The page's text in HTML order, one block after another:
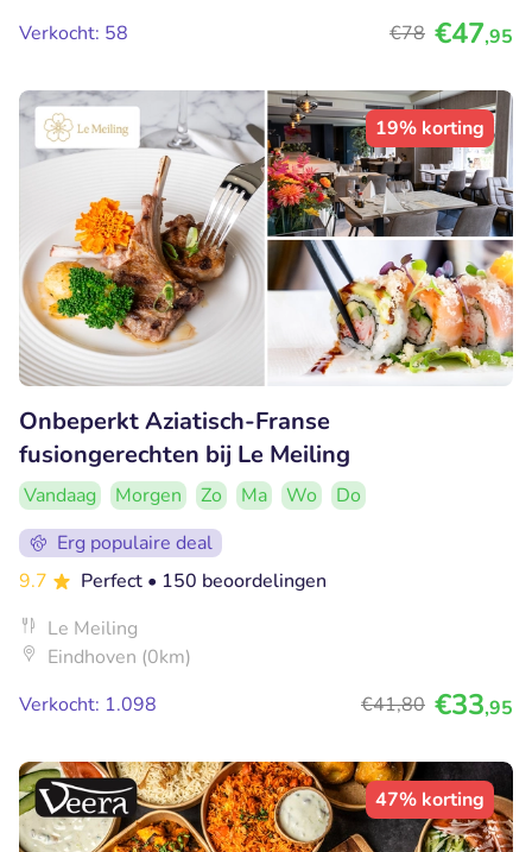
Verkocht: 58
€78 €47,95
19% korting
Onbeperkt Aziatisch-Franse
fusiongerechten bij Le Meiling
Vandaag Morgen Zo Ma Wo
Do
Erg populaire deal
9.7
Perfect • 150 beoordelingen
Le Meiling
Eindhoven (0km)
Verkocht: 1.098
€41,80 €33,95
47% korting